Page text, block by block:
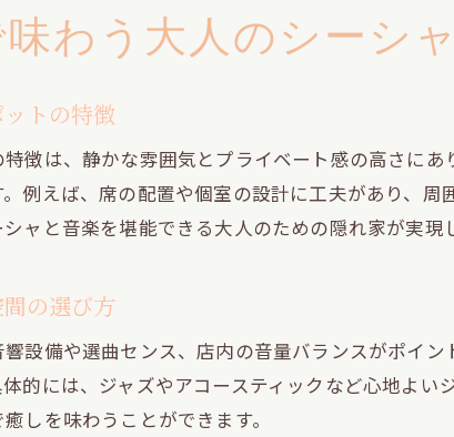
音楽とシーシャで心癒されるひとり時間の過
道玄坂で味わうひとりシーシャと音楽の贅沢
落ち着く渋谷シーシャ隠れ家で自分らしく過
昼も夜も楽しめる渋谷駅エリアのシーシャ事情
渋谷シーシャは昼から夜まで楽しめる魅力が
道玄坂で昼も夜もシーシャと音楽を堪能でき
時間帯別に楽しむ渋谷駅周辺のシーシャ空間
昼夜問わず利用できるシーシャ隠れ家の選び方
音楽と共に過ごす渋谷シーシャの一日体験記
安らぎを求める方へシーシャと音楽の新提案
わう大人のシーシ
トの特徴
徴は、静かな雰囲気とプライベート感の高さに
例えば、席の配置や個室の設計に工夫があり、周
ャと音楽を堪能できる大人のための隠れ家が実現
の選び方
設備や選曲センス、店内の音量バランスがポイ
的には、ジャズやアコースティックなど心地よい
しを味わうことができます。